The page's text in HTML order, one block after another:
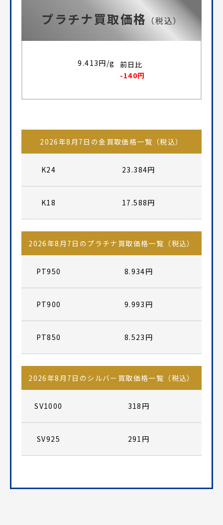
プラチナ買取価格 （税込）
9.413円/g
前日比
-140円
2026年8月7日の金買取価格一覧（税込）
K24 23.384円
K18 17.588円
2026年8月7日のプラチナ買取価格一覧（税込）
PT950 8.934円
PT900 9.993円
PT850 8.523円
2026年8月7日のシルバー買取価格一覧（税込）
SV1000 318円
SV925 291円